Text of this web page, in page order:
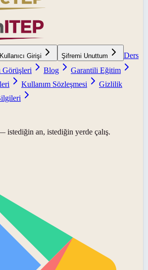
Kullanıcı Girişi Şifremi Unuttum
Ders
Görüşleri Blog
Garantili Eğitim
Kullanım Sözleşmesi
Gizlilik
istediğin an, istediğin yerde çalış.